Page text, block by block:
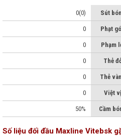
0(0) Sút
0 Phạt
0 Phạm
0 Thẻ
0 Thẻ
0 Việt vị
50% Cầm
Số liệu đối đầu Maxline Vitebsk